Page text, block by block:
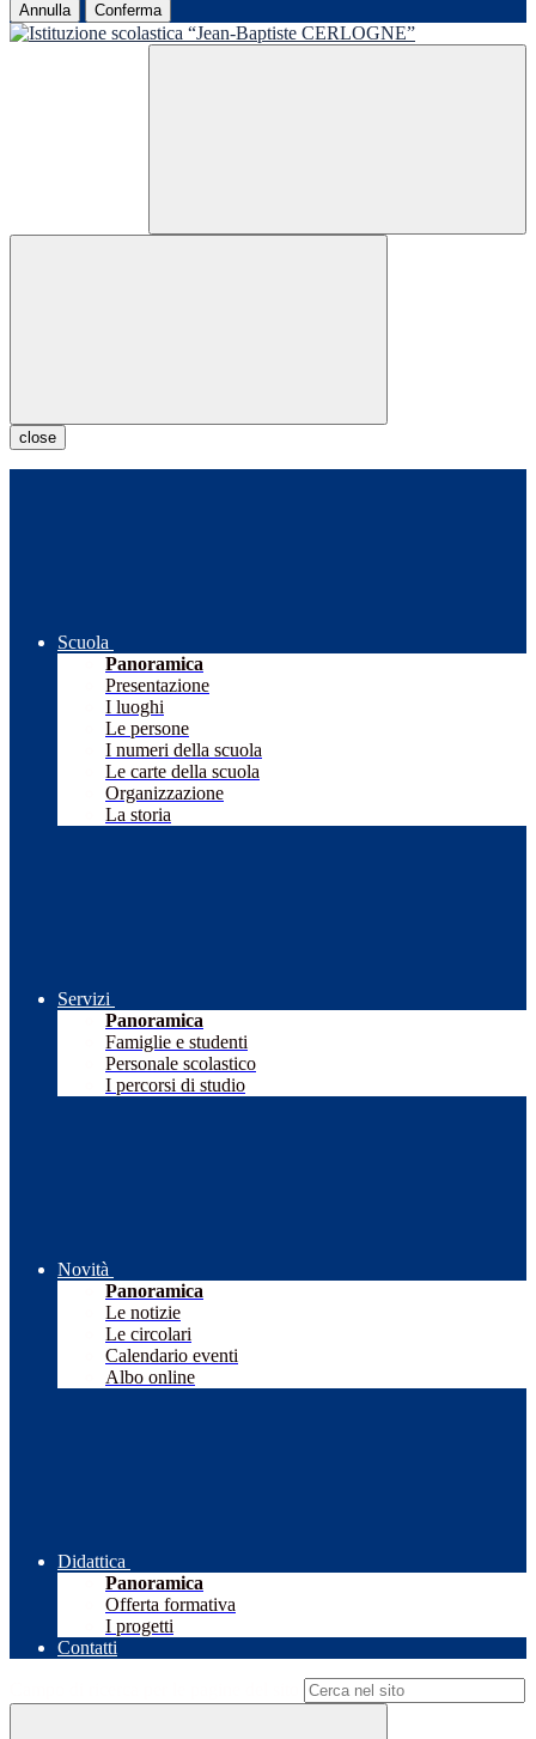
Annulla Conferma
close
Scuola
Panoramica
Presentazione
I luoghi
Le persone
I numeri della scuola
Le carte della scuola
Organizzazione
La storia
Servizi
Panoramica
Famiglie e studenti
Personale scolastico
I percorsi di studio
Novità
Panoramica
Le notizie
Le circolari
Calendario eventi
Albo online
Didattica
Panoramica
Offerta formativa
I progetti
Contatti